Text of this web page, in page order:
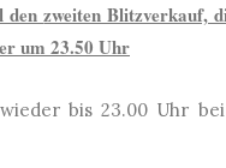
denzweiten Blitzverkauf,
um 23.50 Uhr
bis 23.00 Uhr